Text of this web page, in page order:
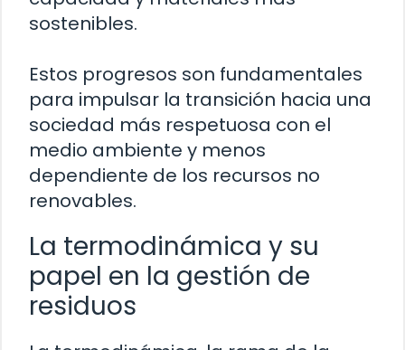
sostenibles.
Estos progresos son fundamentales
para impulsar la transición hacia una
sociedad más respetuosa con el
medio ambiente y menos
dependiente de los recursos no
renovables.
La termodinámica y su
papel en la gestión de
residuos